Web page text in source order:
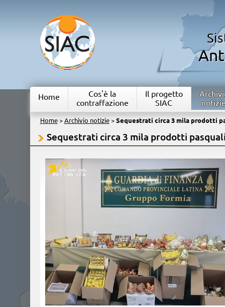
Home
Cos'è la
contraffazione
Il progetto
SIAC
Home> Archivio notizie> Sequestrati circa 3 mila prodotti
Sequestrati circa 3 mila prodotti